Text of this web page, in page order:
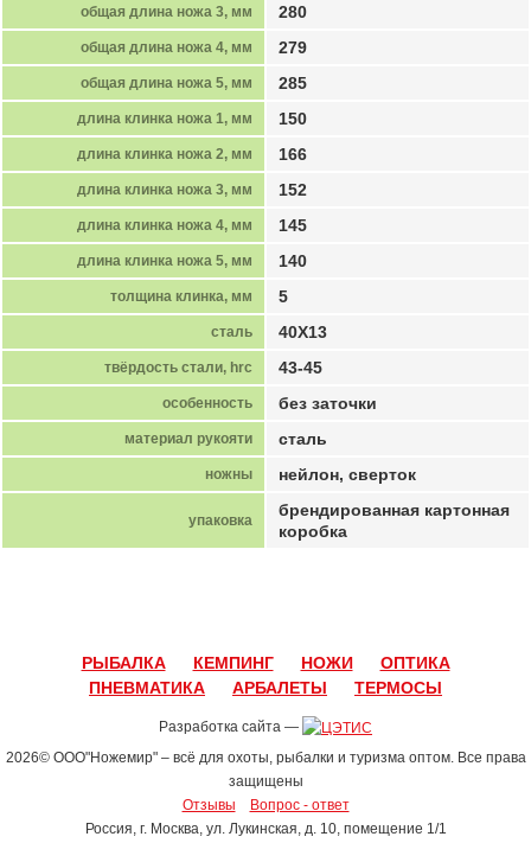
общая длина ножа 3, мм 280
общая длина ножа 4, мм 279
общая длина ножа 5, мм 285
длина клинка ножа 1, мм 150
длина клинка ножа 2, мм 166
длина клинка ножа 3, мм 152
длина клинка ножа 4, мм 145
длина клинка ножа 5, мм 140
толщина клинка, мм 5
сталь 40Х13
твёрдость стали, hrc 43-45
особенность без заточки
материал рукояти сталь
ножны нейлон, сверток
упаковка
брендированная картонная
коробка
РЫБАЛКА КЕМПИНГ НОЖИ
ОПТИКА
ПНЕВМАТИКА
АРБАЛЕТЫ ТЕРМОСЫ
Разработка сайта —
2026© ООО"Ножемир" – всё для охоты, рыбалки и туризма оптом. Все права
защищены
Отзывы
Вопрос - ответ
Россия, г. Москва, ул. Лукинская, д. 10, помещение 1/1